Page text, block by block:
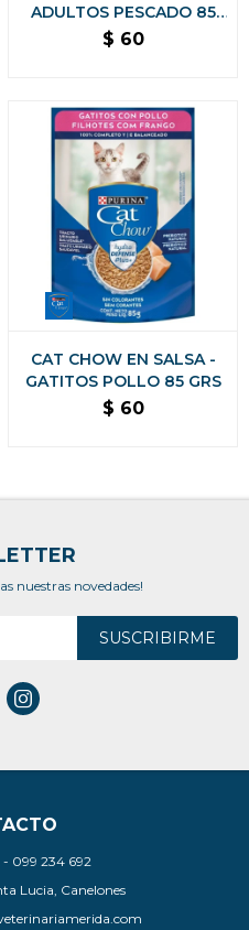
ADULTOS PESCADO 85
GRS
$ 60
CAT CHOW EN SALSA -
GATITOS POLLO 85 GRS
$ 60
099 234 692
Lucia, Canelones
nuestras novedades!
SUSCRIBIRME
